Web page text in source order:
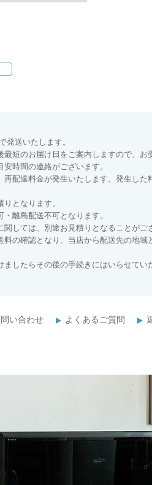
発送いたします。
短のお届け日をご案内しますので、お
時間の連絡がございます。
配達料金が発生いたします。発生した
となります。
離島配送不可となります。
しては、別途お見積りとなることがご
料の確認となり、当店から配送先の地域
したらその後の手続きにはいらせてい
い合わせ よくあるご質問